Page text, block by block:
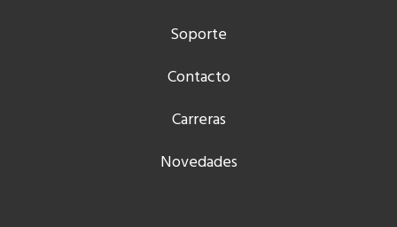
Soporte
Contacto
Carreras
Novedades